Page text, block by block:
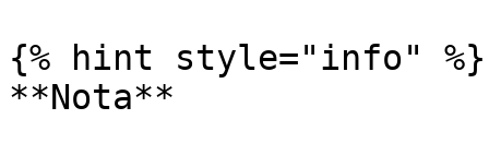
{% hint style="info" %}
**Nota**